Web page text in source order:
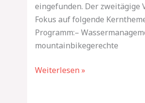
eingefunden. Der
Fokus auf folgende
Programm:–
mountainbikegerechte
Weiterlesen »